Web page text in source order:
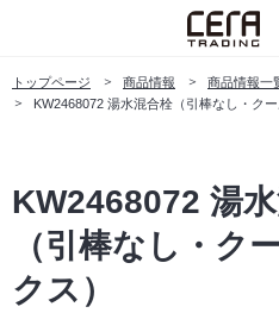
トップページ 商品情報
商品情報一
KW2468072 湯水混合栓（引棒なし・クー
KW2468072 湯
（引棒なし・ク
クス）